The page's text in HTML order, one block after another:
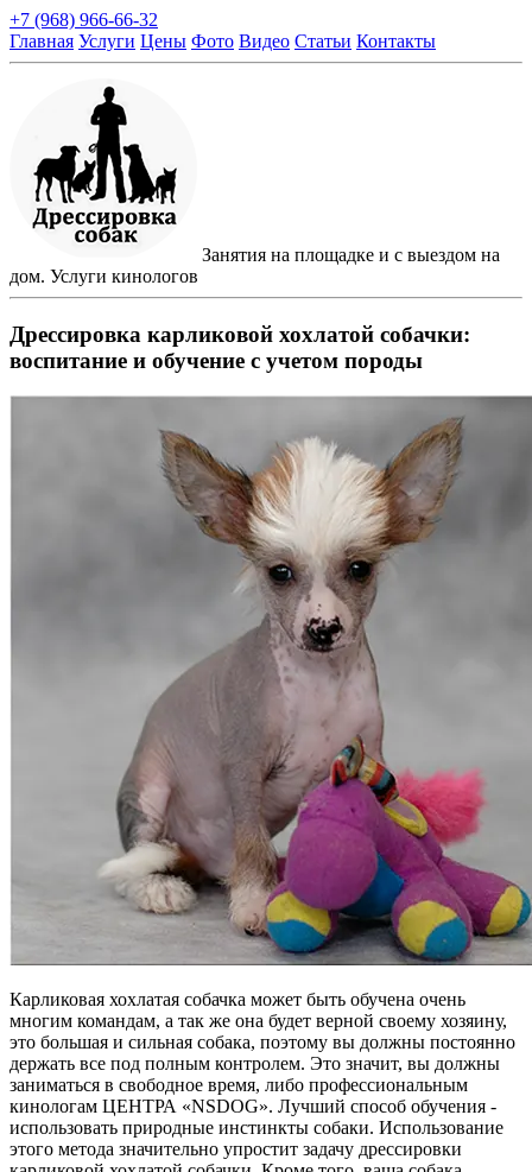
+7 (968) 966-66-32
Главная Услуги Цены Фото Видео Статьи Контакты
Занятия на площадке и с выездом на
дом. Услуги кинологов
Дрессировка карликовой хохлатой собачки:
воспитание и обучение с учетом породы
Карликовая хохлатая собачка может быть обучена очень
многим командам, а так же она будет верной своему хозяину,
это большая и сильная собака, поэтому вы должны постоянно
держать все под полным контролем. Это значит, вы должны
заниматься в свободное время, либо профессиональным
кинологам ЦЕНТРА «NSDOG». Лучший способ обучения -
использовать природные инстинкты собаки. Использование
этого метода значительно упростит задачу дрессировки